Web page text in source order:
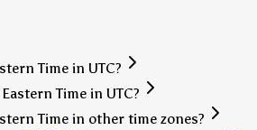
Time in UTC?
Time in UTC?
Time in other time zones?